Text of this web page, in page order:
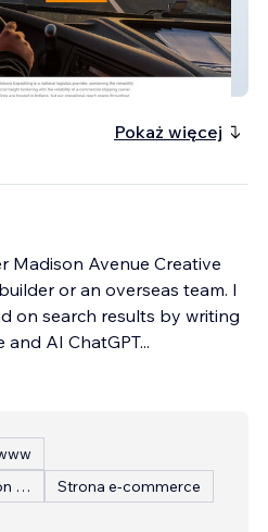
& E-
Pokaż więcej
Madison Avenue Creative
or an overseas team. I
on search results by writing
and AI ChatGPT...
Porady dotyczące stron internetowych
Strona e-commerce